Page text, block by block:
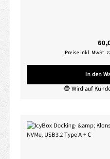
Preise inkl. MwSt.
In den
🔵 Wird auf